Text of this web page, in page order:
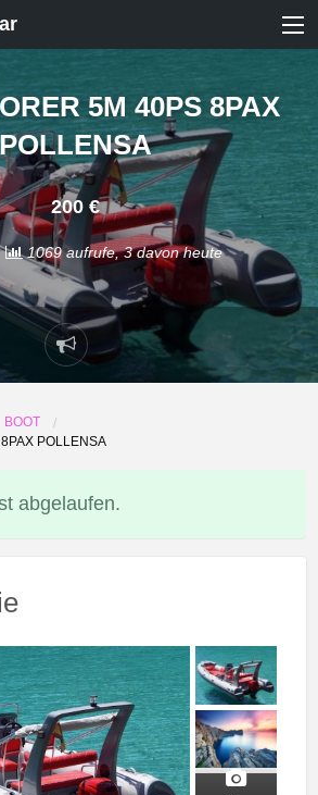
5M 40PS 8PAX
POLLENSA
200 €
1069 aufrufe, 3 davon heute
Problem
melden
BOOT
POLLENSA
abgelaufen.